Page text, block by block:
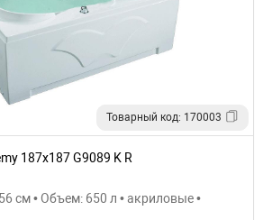
Товарный код: 170003
187х187 G9089 K R
см • Объем: 650 л • акриловые •